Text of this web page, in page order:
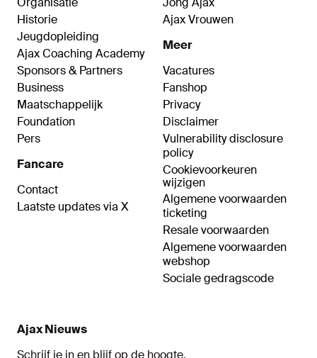
Historie
Jeugdopleiding
Ajax Coaching Academy
Sponsors & Partners
Business
Maatschappelijk
Foundation
Pers
Fancare
Contact
Laatste updates via X
Ajax Vrouwen
Meer
Vacatures
Fanshop
Privacy
Disclaimer
Vulnerability disclosure
policy
Cookievoorkeuren
wijzigen
Algemene voorwaarden
ticketing
Resale voorwaarden
Algemene voorwaarden
webshop
Sociale gedragscode
Ajax Nieuws
Schrijf je in en blijf op de hoogte.